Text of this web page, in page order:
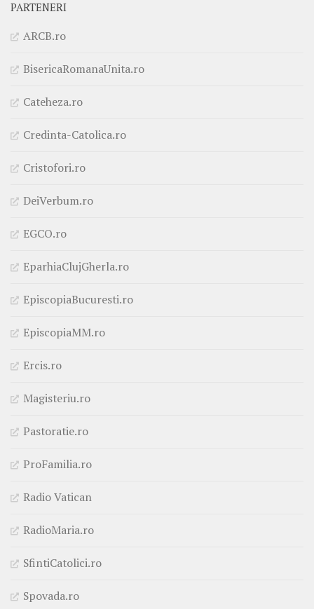
PARTENERI
ARCB.ro
BisericaRomanaUnita.ro
Cateheza.ro
Credinta-Catolica.ro
Cristofori.ro
DeiVerbum.ro
EGCO.ro
EparhiaClujGherla.ro
EpiscopiaBucuresti.ro
EpiscopiaMM.ro
Ercis.ro
Magisteriu.ro
Pastoratie.ro
ProFamilia.ro
Radio Vatican
RadioMaria.ro
SfintiCatolici.ro
Spovada.ro